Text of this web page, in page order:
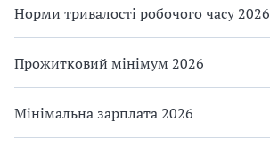
Норми тривалості робочого часу 2026
Прожитковий мінімум 2026
Мінімальна зарплата 2026